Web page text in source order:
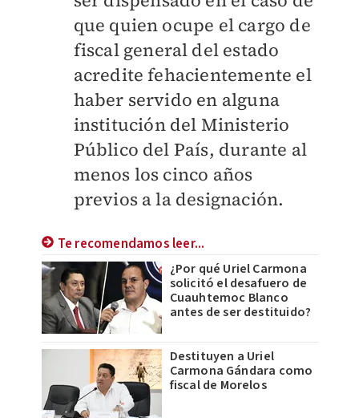
que quien ocupe el cargo de
fiscal general del estado
acredite fehacientemente el
haber servido en alguna
institución del Ministerio
Público del País, durante al
menos los cinco años
previos a la designación.
Te recomendamos leer...
¿Por qué Uriel Carmona
solicitó el desafuero de
Cuauhtemoc Blanco
antes de ser destituido?
Destituyen a Uriel
Carmona Gándara como
fiscal de Morelos